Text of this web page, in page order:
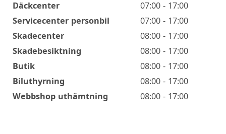
Däckcenter
07:00 - 17:00
Servicecenter personbil
07:00 - 17:00
Skadecenter
08:00 - 17:00
Skadebesiktning
08:00 - 17:00
Butik
08:00 - 17:00
Biluthyrning
08:00 - 17:00
Webbshop uthämtning
08:00 - 17:00